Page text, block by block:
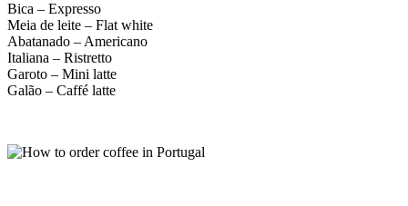
Bica – Expresso
Meia de leite – Flat white
Abatanado – Americano
Italiana – Ristretto
Garoto – Mini latte
Galão – Caffé latte